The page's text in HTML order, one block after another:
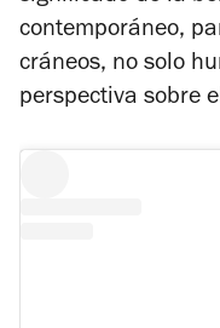
contemporáneo,
cráneos, no solo
perspectiva sobre